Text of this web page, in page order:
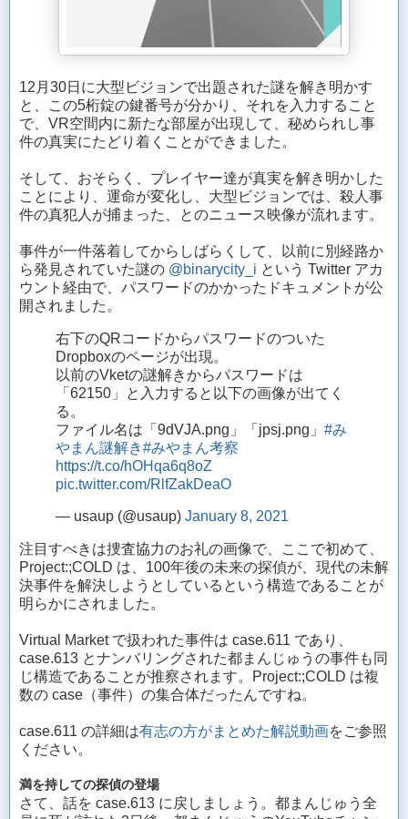
12月30日に大型ビジョンで出題された謎を解き明かす
と、この5桁錠の鍵番号が分かり、それを入力すること
で、VR空間内に新たな部屋が出現して、秘められし事
件の真実にたどり着くことができました。
そして、おそらく、プレイヤー達が真実を解き明かした
ことにより、運命が変化し、大型ビジョンでは、殺人事
件の真犯人が捕まった、とのニュース映像が流れます。
事件が一件落着してからしばらくして、以前に別経路か
ら発見されていた謎の @binarycity_i という Twitter アカ
ウント経由で、パスワードのかかったドキュメントが公
開されました。
右下のQRコードからパスワードのついた
Dropboxのページが出現。
以前のVketの謎解きからパスワードは
「62150」と入力すると以下の画像が出てく
る。
ファイル名は「9dVJA.png」「jpsj.png」 #み
やまん謎解き#みやまん考察
https://t.co/hOHqa6q8oZ
pic.twitter.com/RlfZakDeaO
— usaup (@usaup) January 8, 2021
注目すべきは捜査協力のお礼の画像で、ここで初めて、
Project:;COLD は、100年後の未来の探偵が、現代の未解
決事件を解決しようとしているという構造であることが
明らかにされました。
Virtual Market で扱われた事件は case.611 であり、
case.613 とナンバリングされた都まんじゅうの事件も同
じ構造であることが推察されます。Project:;COLD は複
数の case（事件）の集合体だったんですね。
case.611 の詳細は有志の方がまとめた解説動画をご参照
ください。
満を持しての探偵の登場
さて、話を case.613 に戻しましょう。都まんじゅう全